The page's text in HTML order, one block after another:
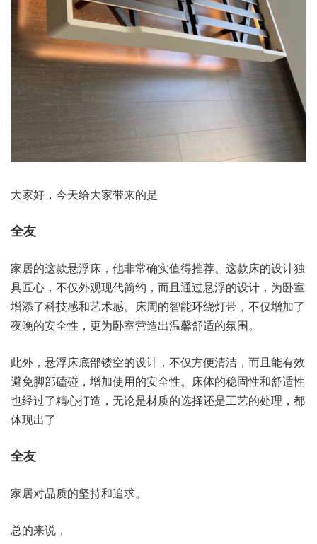
大家好，今天给大家带来的是
全友
家居的这款悬浮床，他非常确实值得推荐。这款床的设计独
具匠心，不仅外观现代简约，而且通过悬浮的设计，为卧室
增添了科技感和艺术感。床周的智能环绕灯带，不仅增加了
夜晚的安全性，更为卧室营造出温馨舒适的氛围。
此外，悬浮床底部镂空的设计，不仅方便清洁，而且能有效
避免脚部磕碰，增加使用的安全性。床体的稳固性和舒适性
也经过了精心打造，无论是材质的选择还是工艺的处理，都
体现出了
全友
家居对品质的坚持和追求。
总的来说，